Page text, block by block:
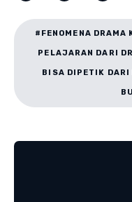
#FENOMENA DRAMA
PELAJARAN DARI
BISA DIPETIK DARI